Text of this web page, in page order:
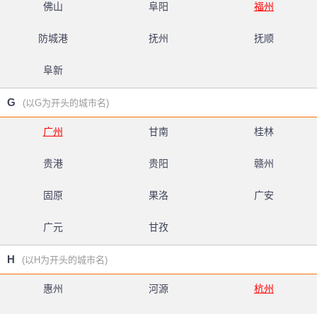
佛山 阜阳 福州
防城港 抚州 抚顺
阜新
G (以G为开头的城市名)
广州 甘南 桂林
贵港 贵阳 赣州
固原 果洛 广安
广元 甘孜
H (以H为开头的城市名)
惠州 河源 杭州